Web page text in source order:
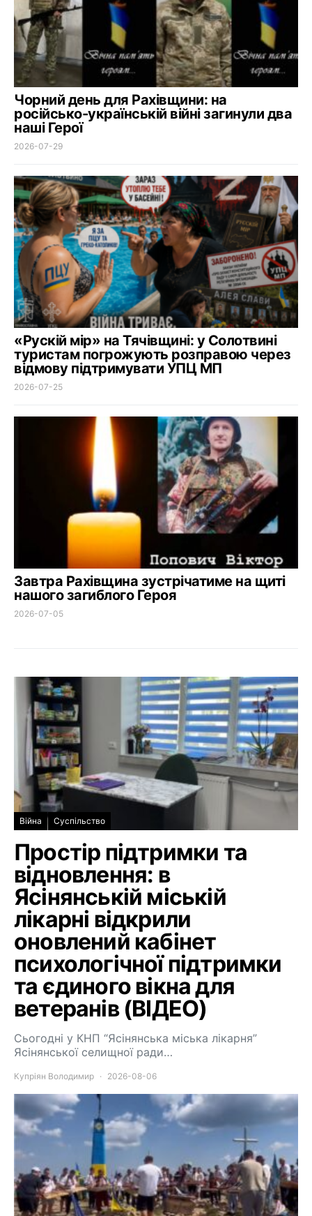
Чорний день для Рахівщини: на
російсько-українській війні загинули два
наші Герої
2026-07-29
«Рускій мір» на Тячівщині: у Солотвині
туристам погрожують розправою через
відмову підтримувати УПЦ МП
2026-07-25
Завтра Рахівщина зустрічатиме на щиті
нашого загиблого Героя
2026-07-05
Війна Суспільство
Простір підтримки та
відновлення: в
Ясінянській міській
лікарні відкрили
оновлений кабінет
психологічної підтримки
та єдиного вікна для
ветеранів (ВІДЕО)
Сьогодні у КНП “Ясінянська міська лікарня”
Ясінянської селищної ради…
Купріян Володимир 2026-08-06